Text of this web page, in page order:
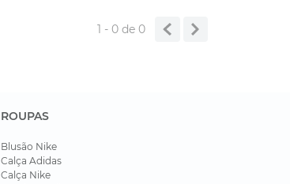
1 - 0de 0
ROUPAS
Blusão Nike
Calça Adidas
Calça Nike